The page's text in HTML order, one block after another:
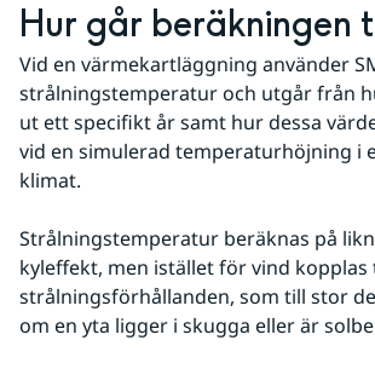
Hur går beräkningen
Vid en värmekartläggning använder
strålningstemperatur och utgår från
ut ett specifikt år samt hur dessa
vid en simulerad temperaturhöjning i
klimat.
Strålningstemperatur beräknas på
kyleffekt, men istället för vind
strålningsförhållanden, som till stor
om en yta ligger i skugga eller är